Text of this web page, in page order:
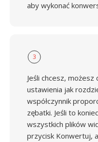
aby wykonać
3
Jeśli chcesz,
ustawienia jak
współczynnik
zębatki. Jeśli to
wszystkich plików
przycisk Konwertuj,